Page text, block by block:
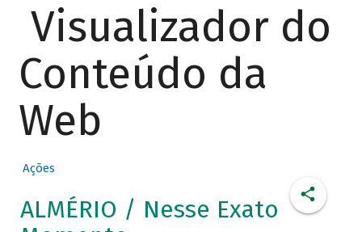
Visualizador do
Conteúdo da
Web
Ações
ALMÉRIO / Nesse Exato